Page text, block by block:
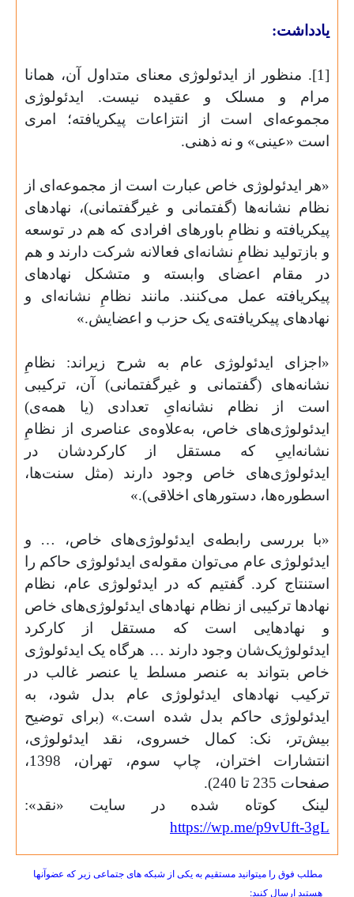
یادداشت:
[1].‌ منظور از ایدئولوژی معنای متداول آن، همانا
مرام و مسلک و عقیده نیست. ایدئولوژی
مجموعه‌ای است از انتزاعات پیکریافته؛ امری
است «عینی» و نه ذهنی.
«هر ایدئولوژی خاص عبارت است از مجموعه‌ای از
نظام نشانه‌ها (گفتمانی و غیرگفتمانی)، نهادهای
پیکریافته و نظامِ باورهای افرادی که هم در توسعه
و بازتولید نظامِ نشانه‌ای فعالانه شرکت دارند و هم
در مقام اعضای وابسته و متشکل نهادهای
پیکریافته عمل می‌کنند. مانند نظامِ نشانه‌ای و
نهادهای پیکریافته‌ی یک حزب و اعضایش.»
«اجزای ایدئولوژی عام به شرح زیراند: نظامِ
نشانه‌های (گفتمانی و غیرگفتمانی) آن، ترکیبی
است از نظام نشانه‌ایِ تعدادی (یا همه‌ی)
ایدئولوژی‌های خاص، به‌علاوه‌ی عناصری از نظامِ
نشانه‌اییِ که مستقل از کارکردشان در
ایدئولوژی‌های خاص وجود دارند (مثل سنت‌ها،
اسطوره‌ها، دستورهای اخلاقی).»
«با بررسی رابطه‌ی ایدئولوژی‌های خاص، … و
ایدئولوژی عام می‌توان مقوله‌ی ایدئولوژی حاکم را
استنتاج کرد. گفتیم که در ایدئولوژی عام، نظام
نهادها ترکیبی از نظام نهادهای ایدئولوژی‌های خاص
و نهادهایی است که مستقل از کارکرد
ایدئولوژیک‌شان وجود دارند … هرگاه یک ایدئولوژی
خاص بتواند به عنصر مسلط یا عنصر غالب در
ترکیب نهادهای ایدئولوژی عام بدل شود، به
ایدئولوژی حاکم بدل شده است.» (برای توضیح
بیش‌تر، نک: کمال خسروی، نقد ایدئولوژی،
انتشارات اختران، چاپ سوم، تهران، 1398،
صفحات 235 تا 240).
لینک کوتاه شده در سایت «نقد»:
https://wp.me/p9vUft-3gL
مطلب فوق را میتوانید مستقیم به یکی از شبکه های جتماعی زیر که عضوآنها
هستید ارسال کنید: